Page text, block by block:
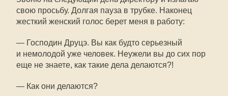
свою просьбу. Долгая пауза в трубке. Наконец
жесткий женский голос берет меня в работу:
— Господин Друцэ. Вы как будто серьезный
и немолодой уже человек. Неужели вы до сих пор
еще не знаете, как такие дела делаются?!
— Как они делаются?